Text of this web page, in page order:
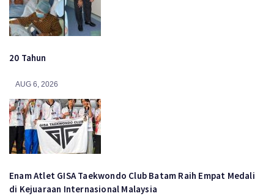
20 Tahun
AUG 6, 2026
Enam Atlet GISA Taekwondo Club Batam Raih Empat Medali
di Kejuaraan Internasional Malaysia